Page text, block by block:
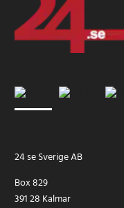
24 se Sverige AB
Box 829
391 28 Kalmar